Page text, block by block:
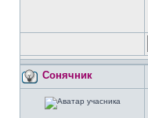
Сонячник